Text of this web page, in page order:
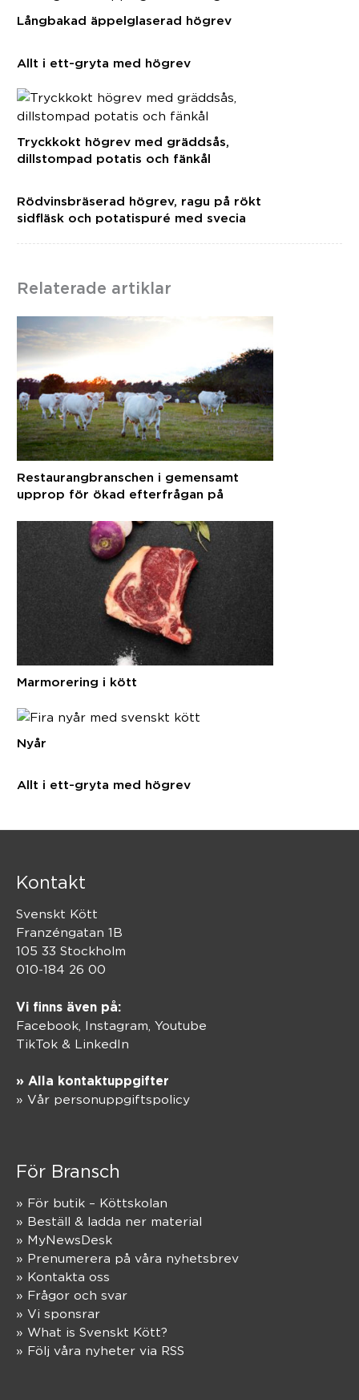
Långbakad äppelglaserad högrev
Allt i ett-gryta med högrev
Tryckkokt högrev med gräddsås,
dillstompad potatis och fänkål
Rödvinsbräserad högrev, ragu på rökt
sidfläsk och potatispuré med svecia
Relaterade artiklar
Restaurangbranschen i gemensamt
upprop för ökad efterfrågan på
Marmorering i kött
Nyår
Allt i ett-gryta med högrev
Kontakt
Svenskt Kött
Franzéngatan 1B
105 33 Stockholm
010-184 26 00
Vi finns även på:
Facebook, Instagram Youtube
TikTok & LinkedIn
» Alla kontaktuppgifter
» Vår personuppgiftspolicy
För Bransch
» För butik – Köttskolan
» Beställ & ladda ner material
» MyNewsDesk
» Prenumerera på våra nyhetsbrev
» Kontakta oss
» Frågor och svar
» Vi sponsrar
» What is Svenskt Kött?
» Följ våra nyheter via RSS